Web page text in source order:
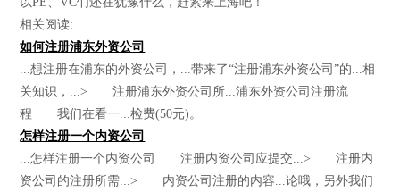
相关阅读:
如何注册浦东外资公司
...想注册在浦东的外资公司，...带来了“注册浦东外资公司”的...相
关知识，...> 注册浦东外资公司所...浦东外资公司注册流
程 我们在看一...检费(50元)。
怎样注册一个内资公司
...怎样注册一个内资公司 注册内资公司应提交...> 注册内
资公司的注册所需...> 内资公司注册的内容...论哦，另外我们